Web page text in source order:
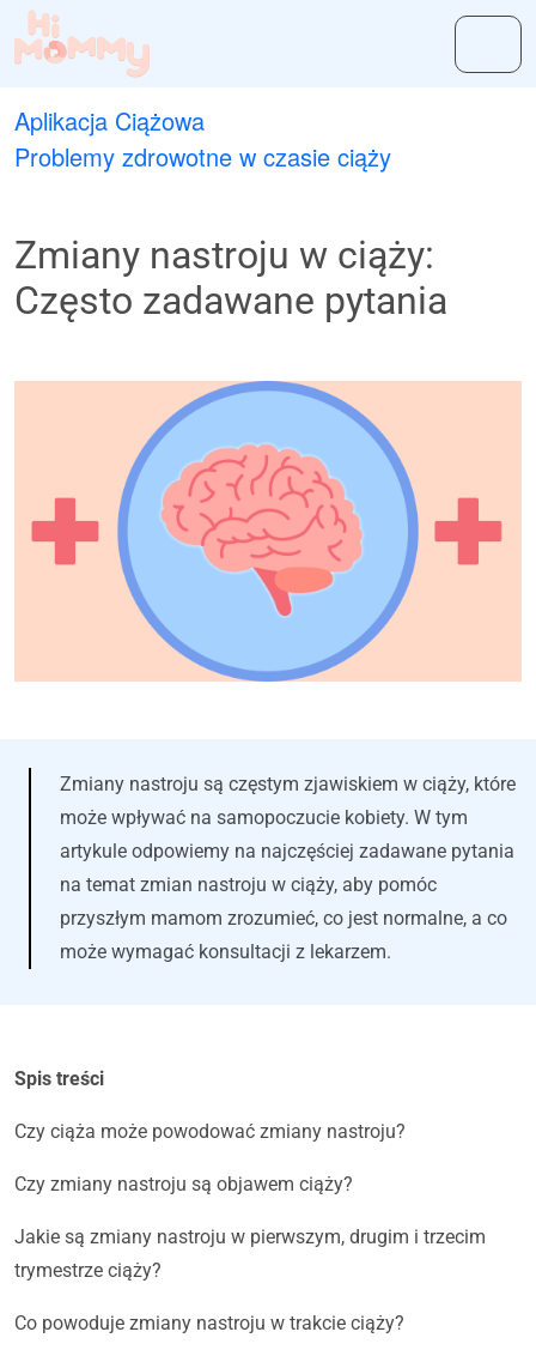
Aplikacja Ciążowa
Problemy zdrowotne w czasie ciąży
Zmiany nastroju w ciąży:
Często zadawane pytania
Zmiany nastroju są częstym zjawiskiem w ciąży, które
może wpływać na samopoczucie kobiety. W tym
artykule odpowiemy na najczęściej zadawane pytania
na temat zmian nastroju w ciąży, aby pomóc
przyszłym mamom zrozumieć, co jest normalne, a co
może wymagać konsultacji z lekarzem.
Spis treści
Czy ciąża może powodować zmiany nastroju?
Czy zmiany nastroju są objawem ciąży?
Jakie są zmiany nastroju w pierwszym, drugim i trzecim
trymestrze ciąży?
Co powoduje zmiany nastroju w trakcie ciąży?